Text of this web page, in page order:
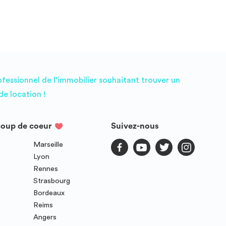
de l’immobilier souhaitant trouver un
location !
de coeur
Marseille
Lyon
Rennes
Strasbourg
Bordeaux
Reims
Angers
Suivez-nous